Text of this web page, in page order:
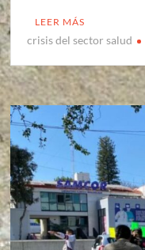
LEER MÁS
crisis del sector salud